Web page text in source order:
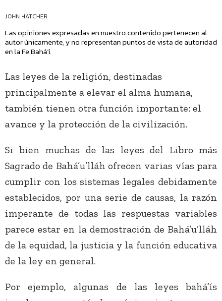
JOHN HATCHER
Las opiniones expresadas en nuestro contenido pertenecen al
autor únicamente, y no representan puntos de vista de autoridad
en la Fe Bahá’í.
Las leyes de la religión, destinadas
principalmente a elevar el alma humana,
también tienen otra función importante: el
avance y la protección de la civilización.
Si bien muchas de las leyes del Libro más
Sagrado de Bahá’u’lláh ofrecen varias vías para
cumplir con los sistemas legales debidamente
establecidos, por una serie de causas, la razón
imperante de todas las respuestas variables
parece estar en la demostración de Bahá’u’lláh
de la equidad, la justicia y la función educativa
de la ley en general.
Por ejemplo, algunas de las leyes bahá’ís